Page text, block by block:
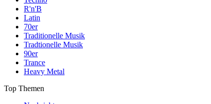
R'n'B
Latin
70er
Traditionelle Musik
Tradtionelle Musik
90er
Trance
Heavy Metal
Top Themen